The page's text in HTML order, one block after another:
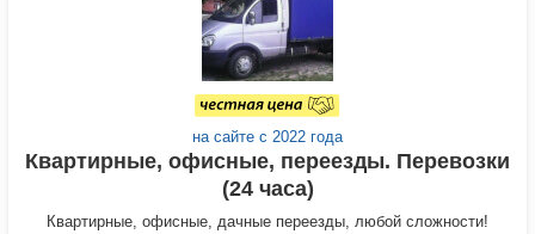
на сайте с 2022 года
Квартирные, офисные, переезды. Перевозки
(24 часа)
Квартирные, офисные, дачные переезды, любой сложности!